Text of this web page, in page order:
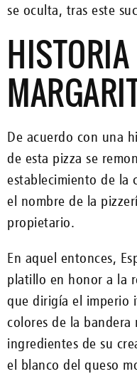
se oculta, tras este
De acuerdo con una
de esta pizza se
establecimiento de la
el nombre de la
propietario.
En aquel entonces,
platillo en honor a la
que dirigía el imperio
colores de la
ingredientes de su
el blanco del queso